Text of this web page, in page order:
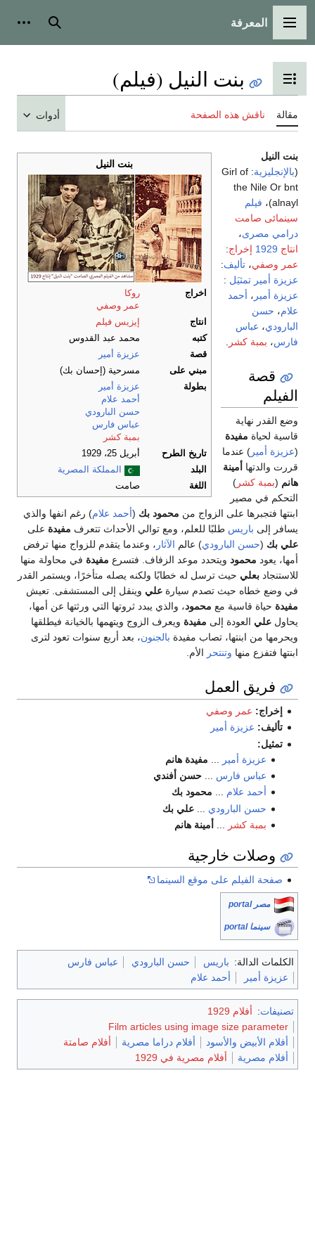
القائمة الرئيسية
المعرفة بحث
تبديل عرض جدول المحتويات
بنت النيل (فيلم)
مقالة ناقش هذه الصفحة أدوات
بنت النيل
اخراج
روكا
عمر وصفي
انتاج
إيزيس فيلم
كتبه
محمد عبد القدوس
قصة
عزيزة أمير
مبني على
مسرحية (إحسان بك)
بطولة
عزيزة أمير
أحمد علام
حسن البارودي
عباس فارس
بمبة كشر
تاريخ الطرح
أبريل 25، 1929
البلد
المملكة المصرية
اللغة
صامت
بنت النيل
(بالإنجليزية : Girl of
the Nile Or bnt
alnayl)،
فيلم
سينمائى صامت
درامي مصرى،
انتاج 1929 إخراج:
عمر وصفي، تأليف:
عزيزة أمير تمثيَل :
عزيزة أمير ، أحمد
علام، حسن
البارودي، عباس
فارس، بمبة كشر
قصة
الفيلم
وضع القدر نهاية
قاسية لحياة مفيدة
(عزيزة أمير ) عندما
قررت والدتها
أمينة
هانم (بمبة كشر )
التحكم في مصير
ابنتها فتجبرها على الزواج من محمود بك (أحمد علام) رغم انفها والذي
يسافر إلى باريس طلبًا للعلم، ومع توالي الأحداث تتعرف مفيدة على
علي بك (حسن البارودي) عالم الآثار ، وعندما يتقدم للزواج منها ترفض
أمها، يعود محمود ويتحدد موعد الزفاف. فتسرع مفيدة في محاولة منها
للاستنجاد بعلي حيث ترسل له خطابًا ولكنه يصله متأخرًا، ويستمر القدر
في وضع خطاه حيث تصدم سيارة علي وينقل إلى المستشفى. تعيش
مفيدة حياة قاسية مع محمود، والذي يبدد ثروتها التي ورثتها عن أمها،
يحاول علي العودة إلى مفيدة ويعرف الزوج ويتهمها بالخيانة فيطلقها
ويحرمها من ابنتها، تصاب مفيدة بالجنون، بعد أربع سنوات تعود لترى
ابنتها فتفزع منها وتنتحر الأم.
فريق العمل
إخراج: عمر وصفي
تأليف: عزيزة أمير
تمثيل:
عزيزة أمير
مفيدة هانم
عباس فارس
حسن أفندي
أحمد علام ... محمود بك
حسن البارودي
علي بك
بمبة كشر ... أمينة هانم
وصلات خارجية
صفحة الفيلم على موقع السينما
مصر portal
سينما portal
الكلمات الدالة: باريس حسن البارودي
عباس فارس
عزيزة أمير
أحمد علام
تصنيفات: أفلام 1929
Film articles using image size parameter
أفلام الأبيض والأسود
أفلام دراما مصرية
أفلام صامتة
أفلام مصرية
أفلام مصرية في 1929